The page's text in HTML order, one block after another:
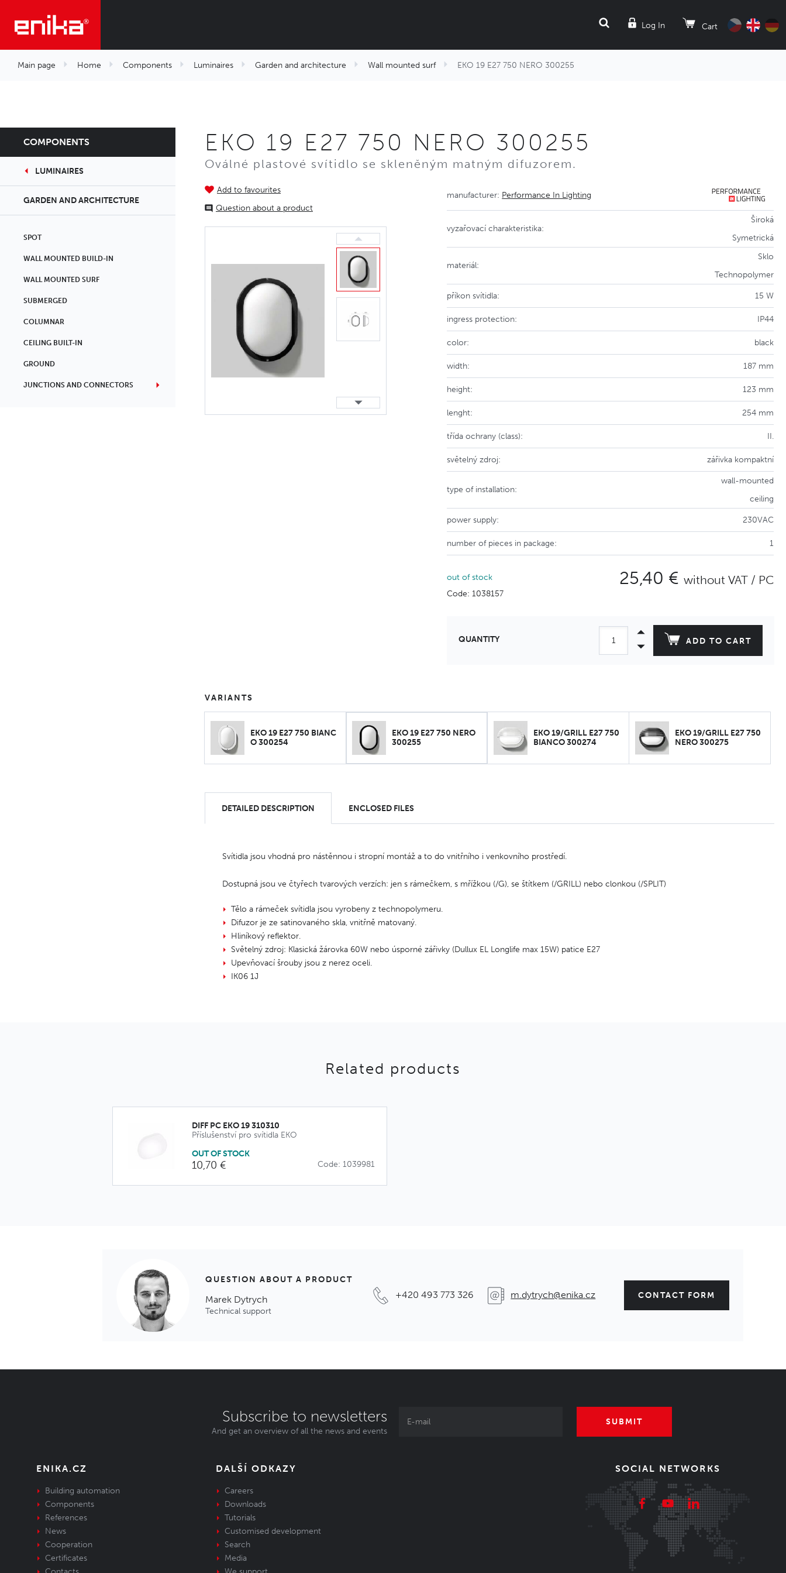
Log In Cart
SEARCH
Main page Home Components Luminaires Garden and architecture Wall mounted surf EKO 19 E27 750 NERO 300255
COMPONENTS
LUMINAIRES
GARDEN AND ARCHITECTURE
SPOT
WALL MOUNTED BUILD-IN
WALL MOUNTED SURF
SUBMERGED
COLUMNAR
CEILING BUILT-IN
GROUND
JUNCTIONS AND CONNECTORS
EKO 19 E27 750 NERO 300255
Oválné plastové svítidlo se skleněným matným difuzorem.
Add to favourites
Question about a product
manufacturer: Performance In Lighting
vyzařovací charakteristika:
Široká
Symetrická
materiál:
Sklo
Technopolymer
příkon svítidla: 15 W
ingress protection: IP44
color: black
width: 187 mm
height: 123 mm
lenght: 254 mm
třída ochrany (class): II.
světelný zdroj: zářivka kompaktní
type of installation:
wall-mounted
ceiling
power supply: 230VAC
number of pieces in package: 1
out of stock
Code: 1038157
25,40 € without VAT / PC
QUANTITY ADD TO CART
VARIANTS
EKO 19 E27 750 BIANC
O 300254
EKO 19 E27 750 NERO
300255
EKO 19/GRILL E27 750
BIANCO 300274
EKO 19/GRILL E27 750
NERO 300275
DETAILED DESCRIPTION ENCLOSED FILES
Svítidla jsou vhodná pro nástěnnou i stropní montáž a to do vnitřního i venkovního prostředí.
Dostupná jsou ve čtyřech tvarových verzích: jen s rámečkem, s mřížkou (/G), se štítkem (/GRILL) nebo clonkou (/SPLIT)
Tělo a rámeček svítidla jsou vyrobeny z technopolymeru.
Difuzor je ze satinovaného skla, vnitřně matovaný.
Hliníkový reflektor.
Světelný zdroj: Klasická žárovka 60W nebo úsporné zářivky (Dullux EL Longlife max 15W) patice E27
Upevňovací šrouby jsou z nerez oceli.
IK06 1J
Related products
DIFF PC EKO 19 310310
Příslušenství pro svítidla EKO
OUT OF STOCK
10,70 € Code: 1039981
QUESTION ABOUT A PRODUCT
Marek Dytrych
Technical support
+420 493 773 326 m.dytrych@enika.cz CONTACT FORM
Subscribe to newsletters
And get an overview of all the news and events
SUBMIT
ENIKA.CZ
Building automation
Components
References
News
Cooperation
Certificates
DALŠÍ ODKAZY
Careers
Downloads
Tutorials
Customised development
Search
Media
SOCIAL NETWORKS